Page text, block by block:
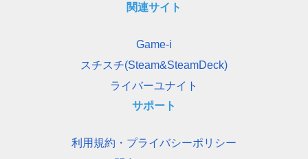
関連サイト
Game-i
スチスチ(Steam&SteamDeck)
ライバーユナイト
サポート
利用規約・プライバシーポリシー